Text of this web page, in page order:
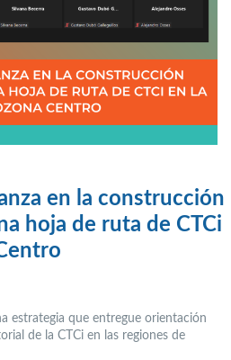
en la construcción
hoja de ruta de CTCi
estrategia que entregue orientación
de la CTCi en las regiones de